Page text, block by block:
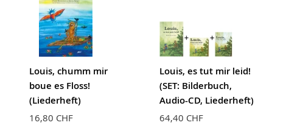
Louis, chumm mir
boue es Floss!
(Liederheft)
16,80 CHF
Louis, es tut mir leid!
(SET: Bilderbuch,
Audio-CD, Liederheft)
64,40 CHF